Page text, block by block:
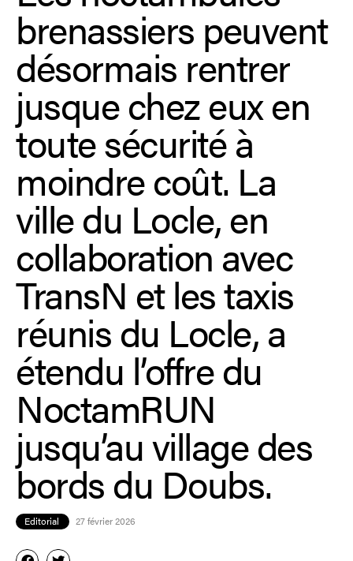
brenassiers peuvent
désormais rentrer
jusque chez eux en
toute sécurité à
moindre coût. La
ville du Locle, en
collaboration avec
TransN et les taxis
réunis du Locle, a
étendu l’offre du
NoctamRUN
jusqu’au village des
bords du Doubs.
Editorial 27 février 2026